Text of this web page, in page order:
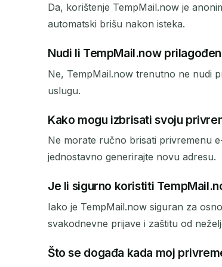
Da, korištenje TempMail.now je
automatski brišu nakon isteka.
Nudi li TempMail.now
Ne, TempMail.now trenutno ne nudi
uslugu.
Kako mogu izbrisati svoju
Ne morate ručno brisati privremenu
jednostavno generirajte novu adresu.
Je li sigurno koristiti
Iako je TempMail.now siguran za
svakodnevne prijave i zaštitu od
Što se događa kada moj